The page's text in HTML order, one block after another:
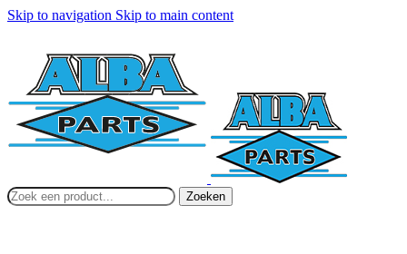
Skip to navigation Skip to main content
Zoeken